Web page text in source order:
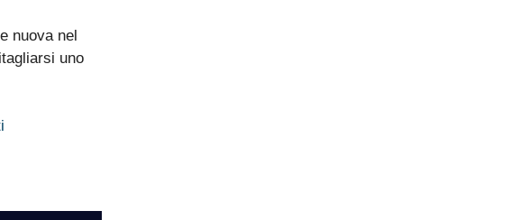
nuova nel
uno